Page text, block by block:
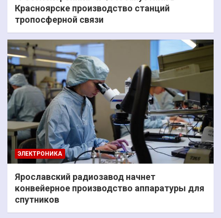
Красноярске производство станций
тропосферной связи
ЭЛЕКТРОНИКА
Ярославский радиозавод начнет
конвейерное производство аппаратуры для
спутников